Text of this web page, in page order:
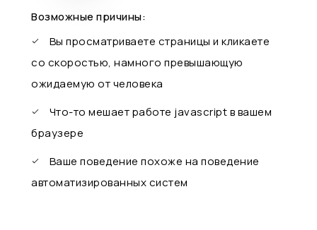
Возможные причины:
Вы просматриваете страницы и кликаете
со скоростью, намного превышающую
ожидаемую от человека
Что-то мешает работе javascript в вашем
браузере
Ваше поведение похоже на поведение
автоматизированных систем